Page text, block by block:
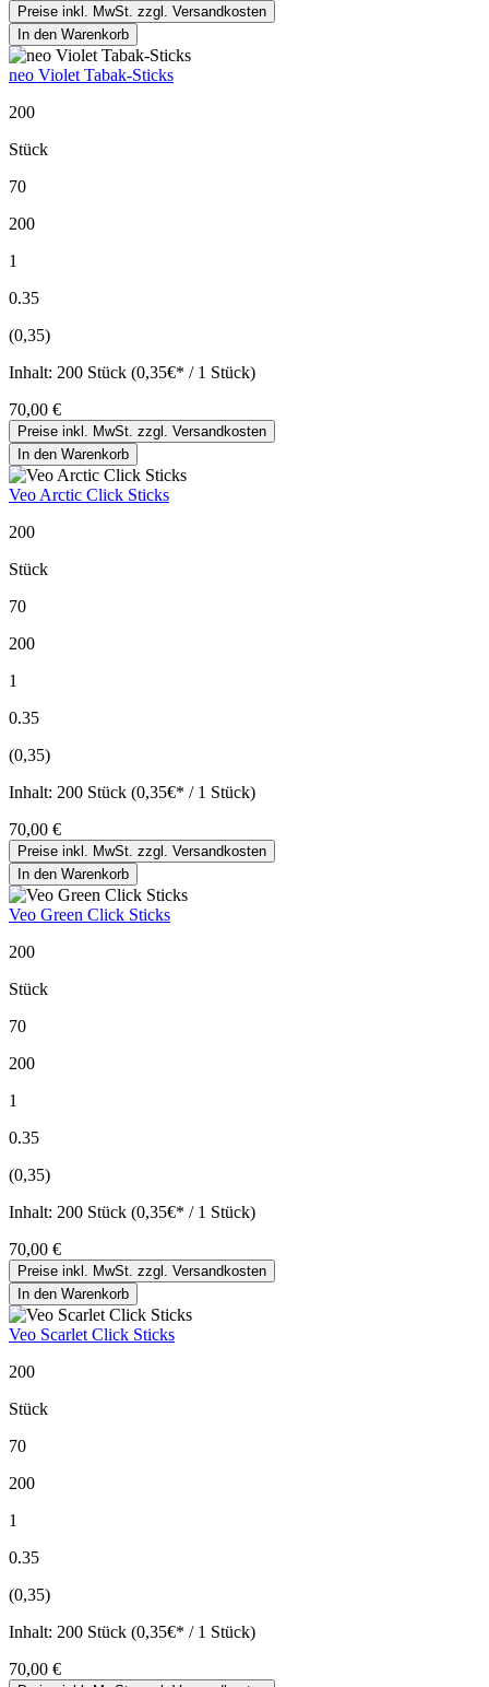
Preise inkl. MwSt. zzgl. Versandkosten
In den Warenkorb
neo Violet Tabak-Sticks
200
Stück
70
200
1
0.35
(0,35)
Inhalt: 200 Stück (0,35€* / 1 Stück)
70,00 €
Preise inkl. MwSt. zzgl. Versandkosten
In den Warenkorb
Veo Arctic Click Sticks
200
Stück
70
200
1
0.35
(0,35)
Inhalt: 200 Stück (0,35€* / 1 Stück)
70,00 €
Preise inkl. MwSt. zzgl. Versandkosten
In den Warenkorb
Veo Green Click Sticks
200
Stück
70
200
1
0.35
(0,35)
Inhalt: 200 Stück (0,35€* / 1 Stück)
70,00 €
Preise inkl. MwSt. zzgl. Versandkosten
In den Warenkorb
Veo Scarlet Click Sticks
200
Stück
70
200
1
0.35
(0,35)
Inhalt: 200 Stück (0,35€* / 1 Stück)
70,00 €